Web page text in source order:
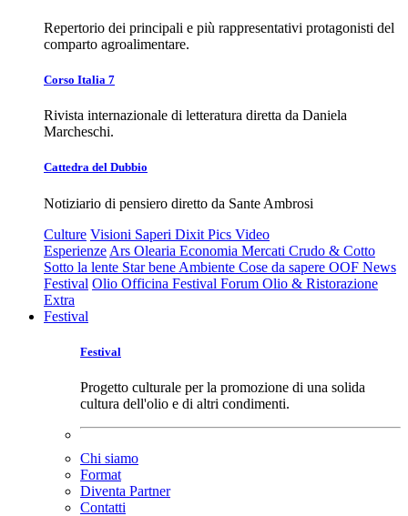
Repertorio dei principali e più rappresentativi protagonisti del
comparto agroalimentare.
Corso Italia 7
Rivista internazionale di letteratura diretta da Daniela
Marcheschi.
Cattedra del Dubbio
Notiziario di pensiero diretto da Sante Ambrosi
Culture Visioni Saperi Dixit Pics Video
Esperienze Ars Olearia Economia Mercati Crudo & Cotto
Sotto la lente Star bene Ambiente Cose da sapere OOF News
Festival Olio Officina Festival Forum Olio & Ristorazione
Extra
Festival
Festival
Progetto culturale per la promozione di una solida
cultura dell'olio e di altri condimenti.
Chi siamo
Format
Diventa Partner
Contatti